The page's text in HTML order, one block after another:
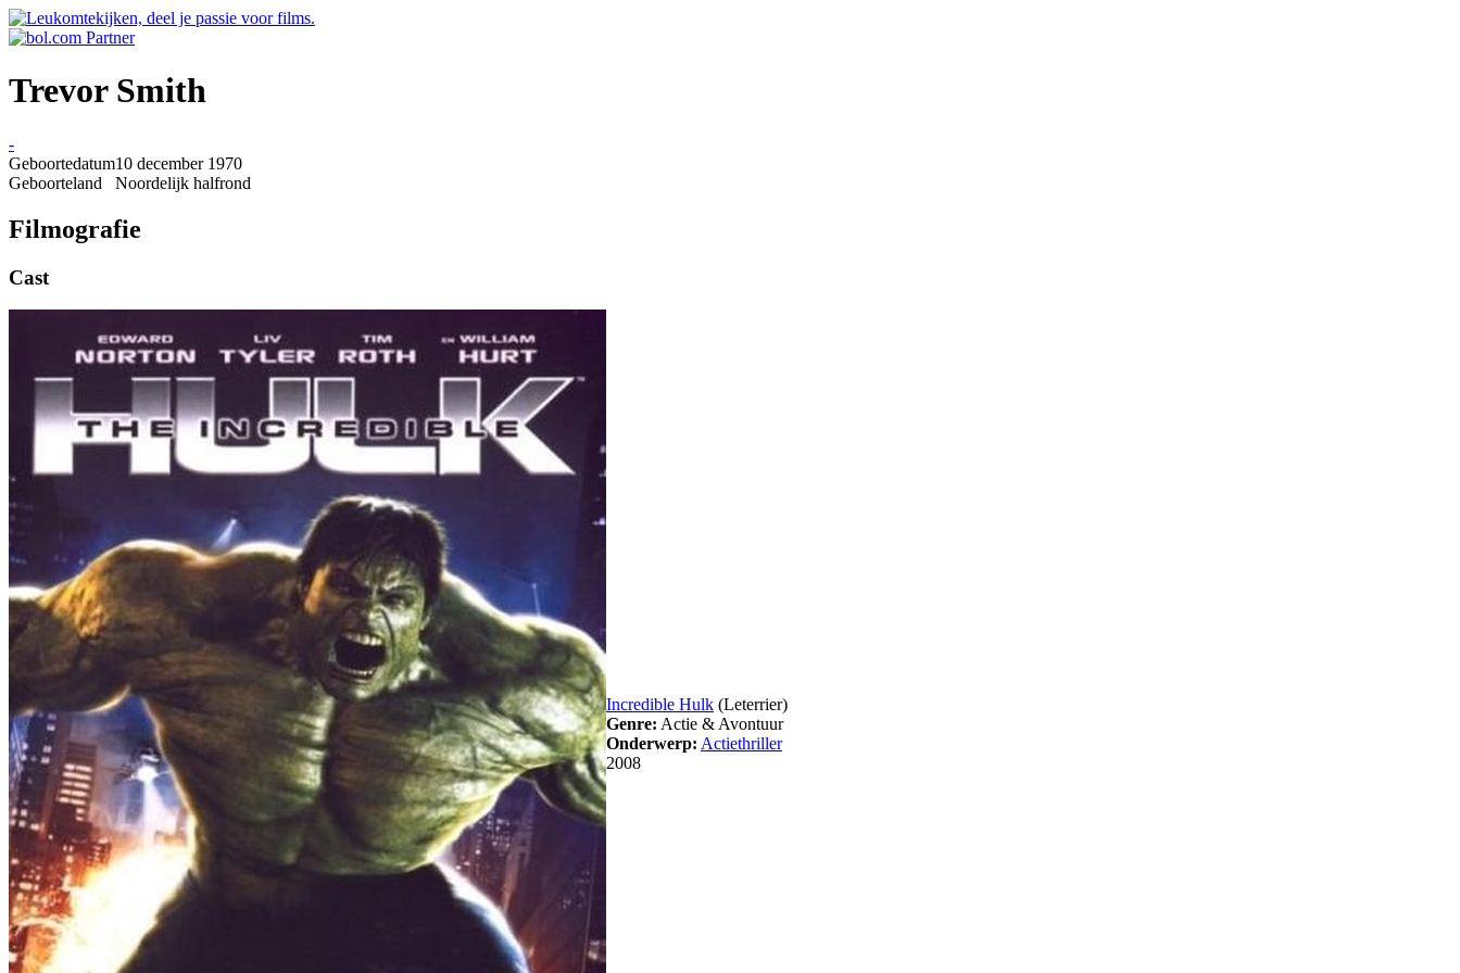
Trevor Smith
-
Geboortedatum10 december 1970
Geboorteland
Noordelijk halfrond
Filmografie
Cast
Incredible Hulk (Leterrier)
Genre: Actie & Avontuur
Onderwerp: Actiethriller
2008